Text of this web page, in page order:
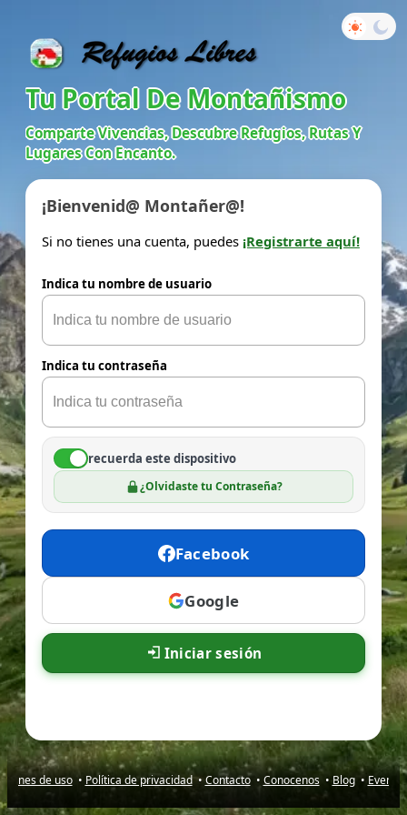
Tu Portal De Montañismo
Comparte Vivencias, Descubre Refugios, Rutas Y
Lugares Con Encanto.
¡Bienvenid@ Montañer@!
Si no tienes una cuenta, puedes ¡Registrarte aquí!
Indica tu nombre de usuario
Indica tu contraseña
recuerda este dispositivo
¿Olvidaste tu Contraseña?
Facebook
Google
Iniciar sesión
de uso• Política de privacidad• Contacto• Conocenos • Blog• Eventos